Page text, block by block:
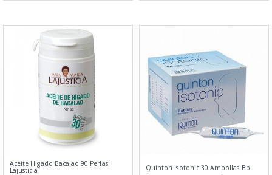
Aceite Higado Bacalao 90 Perlas
Lajusticia Quinton Isotonic 30 Ampollas Bb